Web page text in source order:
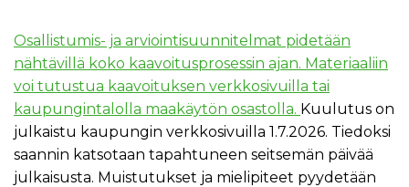
Osallistumis- ja arviointisuunnitelmat pidetään
nähtävillä koko kaavoitusprosessin ajan. Materiaaliin
voi tutustua kaavoituksen verkkosivuilla tai
kaupungintalolla maakäytön osastolla. Kuulutus on
julkaistu kaupungin verkkosivuilla 1.7.2026. Tiedoksi
saannin katsotaan tapahtuneen seitsemän päivää
julkaisusta. Muistutukset ja mielipiteet pyydetään